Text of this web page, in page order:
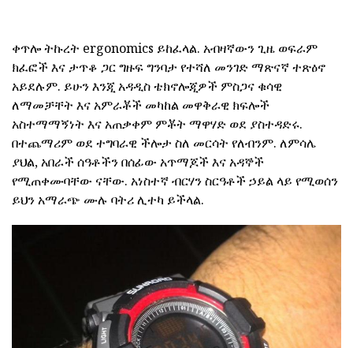
ቀጥሎ ትኩረት ergonomics ይከፈላል. አብዛኛውን ጊዜ ወፍራም
ክፈፎች እና ታጥቆ ጋር ግዙፍ ግንባታ የተሻለ መንገድ ማጽናኛ ተጽዕኖ
አይደሉም. ይሁን እንጂ አዳዲስ ቴክኖሎጂዎች ምስጋና ቁሳዊ
ለማመቻቸት እና አምራቾች መካከል መዋቅራዊ ክፍሎች
አስተማማኝነት እና አጠቃቀም ምቾት ማዋሃድ ወደ ያስተዳድሩ.
በተጨማሪም ወደ ተግባራዊ ችሎታ ስለ መርሳት የለብንም. ለምሳሌ
ያህል, አበራች ሰዓቶችን በሰፊው አጥማጆች እና አዳኞች
የሚጠቀሙባቸው ናቸው. አነስተኛ ብርሃን ስርዓቶች ኃይል ላይ የሚወሰን
ይህን አማራጭ ሙሉ ባትሪ ሊተካ ይችላል.